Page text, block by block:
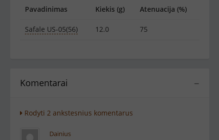
Pavadinimas Kiekis (g) Atenuacija (%)
Safale US-05(56) 12.0 75
−
Komentarai
Rodyti 2 ankstesnius komentarus
Dainius